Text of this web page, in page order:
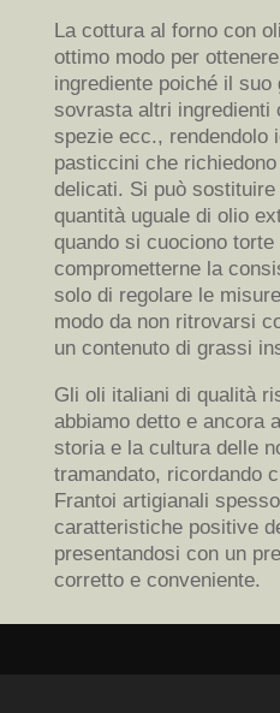
La cottura al forno con
ottimo modo per
ingrediente poiché il suo
sovrasta altri ingredienti
spezie ecc., rendendolo
pasticcini che
delicati. Si può
quantità uguale di olio
quando si cuociono
comprometterne la
solo di regolare le
modo da non ritrovarsi
un contenuto di grassi
Gli oli italiani di qualità
abbiamo detto e ancora
storia e la cultura delle
tramandato, ricordando
Frantoi artigianali
caratteristiche positive
presentandosi con un
corretto e conveniente.